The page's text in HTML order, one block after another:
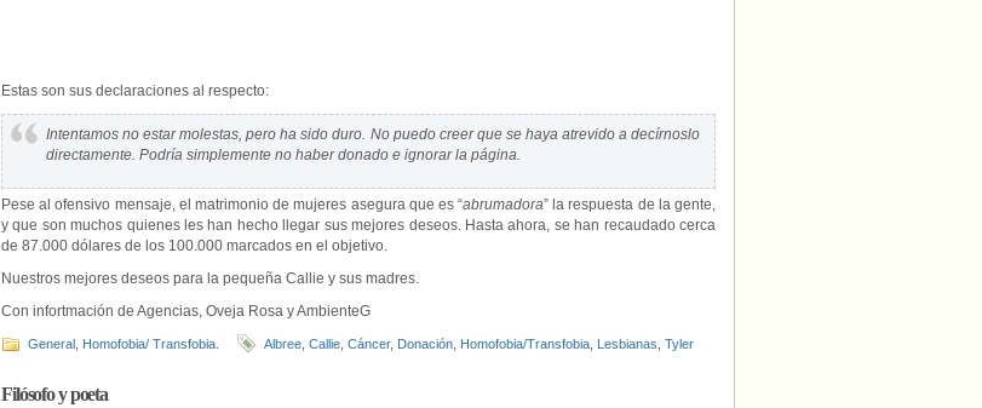
Estas son sus declaraciones al respecto:
Intentamos no estar molestas, pero ha sido duro. No puedo creer que se haya atrevido a decírnoslo
directamente. Podría simplemente no haber donado e ignorar la página.
Pese al ofensivo mensaje, el matrimonio de mujeres asegura que es “abrumadora” la respuesta de la gente,
y que son muchos quienes les han hecho llegar sus mejores deseos. Hasta ahora, se han recaudado cerca
de 87.000 dólares de los 100.000 marcados en el objetivo.
Nuestros mejores deseos para la pequeña Callie y sus madres.
Con infortmación de Agencias, Oveja Rosa y AmbienteG
General Homofobia/ Transfobia. Albree Callie Cáncer, Donación Homofobia/Transfobia Lesbianas Tyler
Filósofo y poeta